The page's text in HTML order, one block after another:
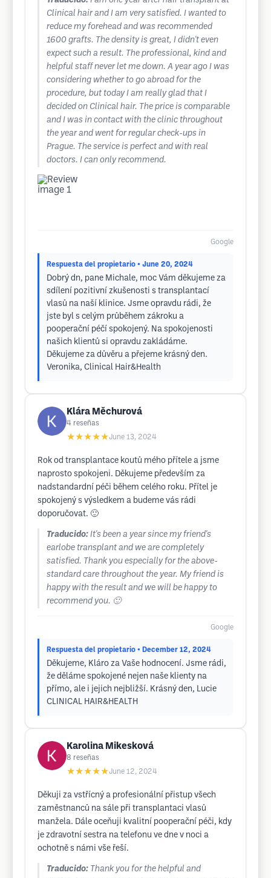
Clinical hair and I am very satisfied. I wanted to
reduce my forehead and was recommended
1600 grafts. The density is great, I didn't even
expect such a result. The professional, kind and
helpful staff never let me down. A year ago I was
considering whether to go abroad for the
procedure, but today I am really glad that I
decided on Clinical hair. The price is comparable
and I was in contact with the clinic throughout
the year and went for regular check-ups in
Prague. The service is perfect and with real
doctors. I can only recommend.
Google
Respuesta del propietario • June 20, 2024
Dobrý dn, pane Michale, moc Vám děkujeme za
sdílení pozitivní zkušenosti s transplantací
vlasů na naší klinice. Jsme opravdu rádi, že
jste byl s celým průběhem zákroku a
pooperační péčí spokojený. Na spokojenosti
našich klientů si opravdu zakládáme.
Děkujeme za důvěru a přejeme krásný den.
Veronika, Clinical Hair&Health
Klára Měchurová
4 reseñas
★★★★★June 13, 2024
Rok od transplantace koutů mého přítele a jsme
naprosto spokojeni. Děkujeme především za
nadstandardní péči během celého roku. Přítel je
spokojený s výsledkem a budeme vás rádi
doporučovat. 🙂
Traducido: It's been a year since my friend's
earlobe transplant and we are completely
satisfied. Thank you especially for the above-
standard care throughout the year. My friend is
happy with the result and we will be happy to
recommend you. 🙂
Google
Respuesta del propietario • December 12, 2024
Děkujeme, Kláro za Vaše hodnocení. Jsme rádi,
že děláme spokojené nejen naše klienty na
přímo, ale i jejich nejbližší. Krásný den, Lucie
CLINICAL HAIR&HEALTH
Karolina Mikesková
8 reseñas
★★★★★June 12, 2024
Děkuji za vstřícný a profesionální přistup všech
zaměstnanců na sále při transplantaci vlasů
manžela. Dále oceňuji kvalitní pooperační péči, kdy
je zdravotní sestra na telefonu ve dne v noci a
ochotně s námi vše řeší.
Traducido: Thank you for the helpful and